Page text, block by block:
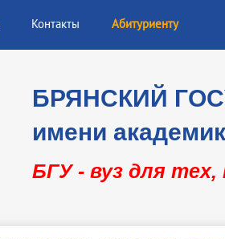
Контакты Абитуриенту
БРЯНСКИЙ
имени
БГУ - вуз для